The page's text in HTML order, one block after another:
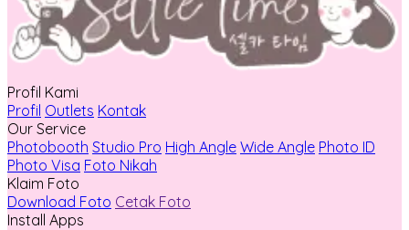
Profil Kami
Profil Outlets Kontak
Our Service
Photobooth Studio Pro High Angle Wide Angle Photo ID
Photo Visa Foto Nikah
Klaim Foto
Download Foto Cetak Foto
Install Apps